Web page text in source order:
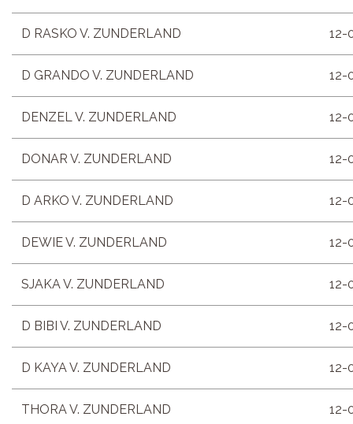
D RASKO V. ZUNDERLAND 12-
D GRANDO V. ZUNDERLAND 12-
DENZEL V. ZUNDERLAND 12-
DONAR V. ZUNDERLAND 12-
D ARKO V. ZUNDERLAND 12-
DEWIE V. ZUNDERLAND 12-
SJAKA V. ZUNDERLAND 12-
D BIBI V. ZUNDERLAND 12-
D KAYA V. ZUNDERLAND 12-
THORA V. ZUNDERLAND 12-